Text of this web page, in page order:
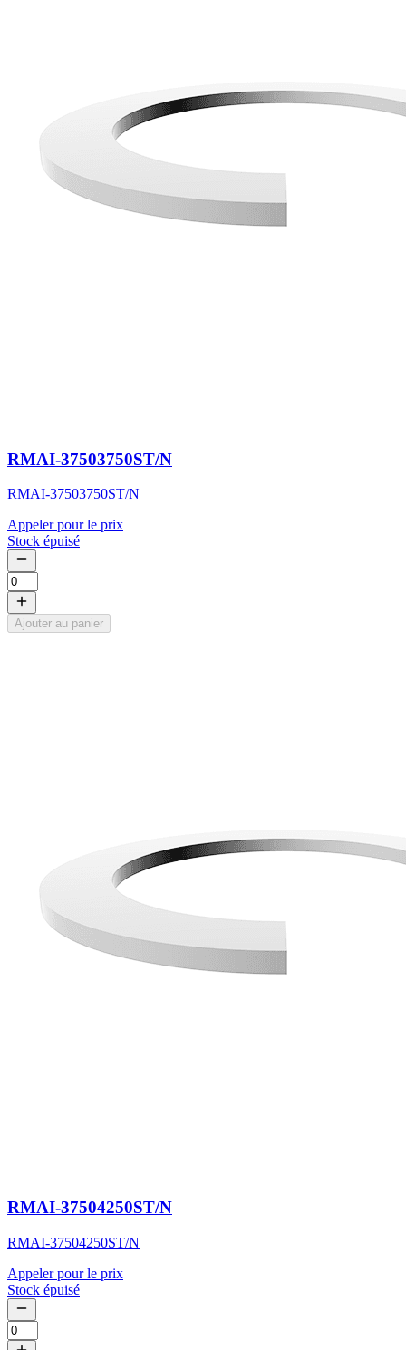
RMAI-37503750ST/N
RMAI-37503750ST/N
Appeler pour le prix
Stock épuisé
Ajouter au panier
RMAI-37504250ST/N
RMAI-37504250ST/N
Appeler pour le prix
Stock épuisé